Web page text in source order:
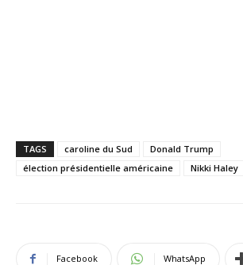
TAGS caroline du Sud
Donald Trump
élection présidentielle américaine
Nikki Haley
Facebook WhatsApp